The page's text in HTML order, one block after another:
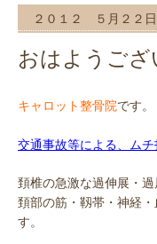
２０１２ ５月２２
おはようござ
キャロット整骨院です。
交通事故等による、ムチ
頚椎の急激な過伸展・
頚部の筋・靱帯・神経
す。